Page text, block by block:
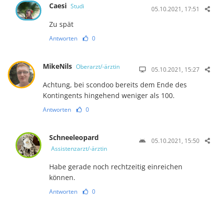
Caesi Studi 05.10.2021, 17:51
Zu spät
Antworten 0
MikeNils Oberarzt/-ärztin 05.10.2021, 15:27
Achtung, bei scondoo bereits dem Ende des
Kontingents hingehend weniger als 100.
Antworten 0
Schneeleopard
Assistenzarzt/-ärztin
05.10.2021, 15:50
Habe gerade noch rechtzeitig einreichen
können.
Antworten 0